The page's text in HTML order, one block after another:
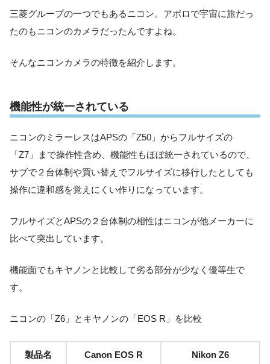
三菱グループの一つでもあるニコン。アポロで宇宙に旅だっ
たのもニコンのカメラだったんですよね。
そんなニコンカメラの特徴を紹介します。
機能性が統一されている
ニコンのミラーレスはAPSの「Z50」からフルサイズの
「Z7」まで操作性含め、機能性もほぼ統一されているので、
サブで２台体制や買い替えでフルサイズに移行したとしても
操作に違和感を覚えにくい作りになっています。
フルサイズとAPSの２台体制の相性はニコンが他メーカーに
比べて突出しています。
機能面でもキヤノンと比較して劣る部分が少なく優等生で
す。
ニコンの「Z6」とキヤノンの「EOS R」を比較
製品名 Canon EOS R Nikon Z6